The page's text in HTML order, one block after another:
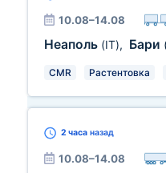
10.08–14.08
Неаполь (IT), Бари
CMR Растентовка
2 часа назад
10.08–14.08